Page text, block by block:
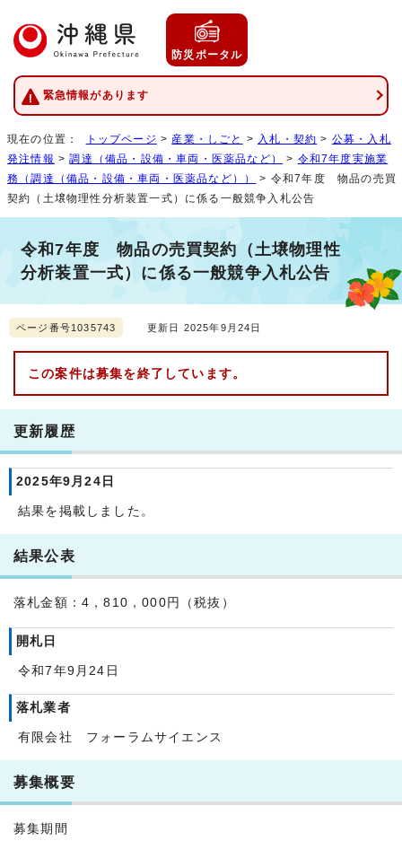
防災ポータル
緊急情報があります
現在の位置： トップページ > 産業・しごと > 入札・契約 > 公募・入札
発注情報 >調達（備品・設備・車両・医薬品など） > 令和7年度実施業
務（調達（備品・設備・車両・医薬品など））
> 令和7年度 物品の売買
契約（土壌物理性分析装置一式）に係る一般競争入札公告
令和7年度 物品の売買契約（土壌物理性
分析装置一式）に係る一般競争入札公告
ページ番号1035743 更新日 2025年9月24日
この案件は募集を終了しています。
更新履歴
2025年9月24日
結果を掲載しました。
結果公表
落札金額：4，810，000円（税抜）
開札日
令和7年9月24日
落札業者
有限会社 フォーラムサイエンス
募集概要
募集期間